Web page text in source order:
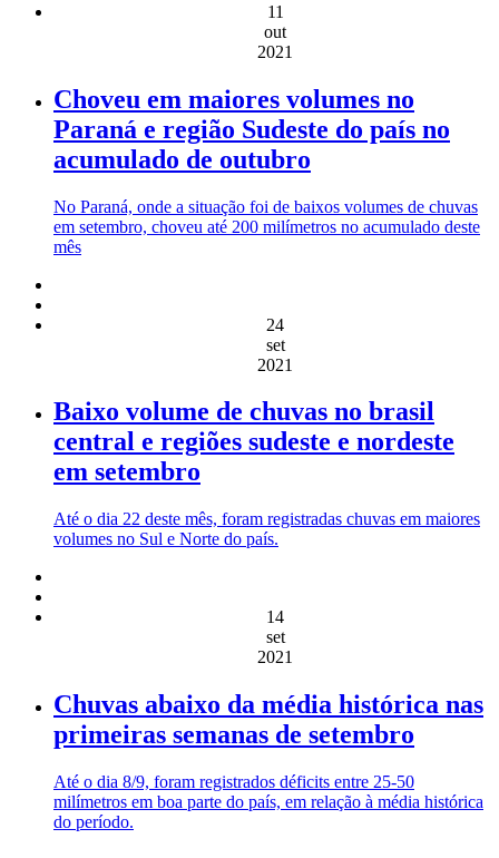
11
out
2021
Choveu em maiores volumes no
Paraná e região Sudeste do país no
acumulado de outubro
No Paraná, onde a situação foi de baixos volumes de chuvas
em setembro, choveu até 200 milímetros no acumulado deste
mês
24
set
2021
Baixo volume de chuvas no brasil
central e regiões sudeste e nordeste
em setembro
Até o dia 22 deste mês, foram registradas chuvas em maiores
volumes no Sul e Norte do país.
14
set
2021
Chuvas abaixo da média histórica nas
primeiras semanas de setembro
Até o dia 8/9, foram registrados déficits entre 25-50
milímetros em boa parte do país, em relação à média histórica
do período.